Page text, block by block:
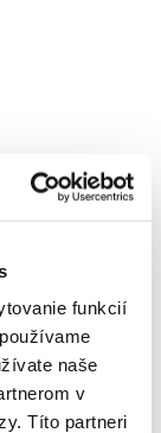
funkcií
naše
v
Títo partneri